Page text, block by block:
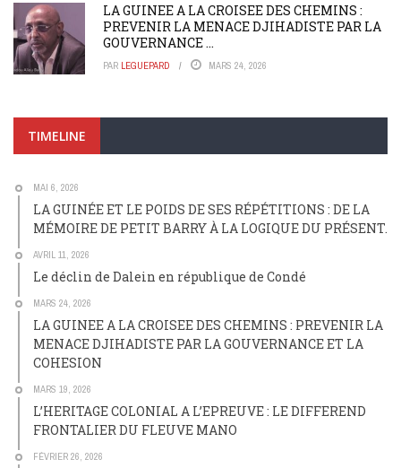
LA GUINEE A LA CROISEE DES CHEMINS :
PREVENIR LA MENACE DJIHADISTE PAR LA
GOUVERNANCE ...
PAR LEGUEPARD MARS 24, 2026
TIMELINE
MAI 6, 2026
LA GUINÉE ET LE POIDS DE SES RÉPÉTITIONS : DE LA
MÉMOIRE DE PETIT BARRY À LA LOGIQUE DU PRÉSENT.
AVRIL 11, 2026
Le déclin de Dalein en république de Condé
MARS 24, 2026
LA GUINEE A LA CROISEE DES CHEMINS : PREVENIR LA
MENACE DJIHADISTE PAR LA GOUVERNANCE ET LA
COHESION
MARS 19, 2026
L’HERITAGE COLONIAL A L’EPREUVE : LE DIFFEREND
FRONTALIER DU FLEUVE MANO
FÉVRIER 26, 2026